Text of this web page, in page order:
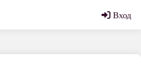
Вход